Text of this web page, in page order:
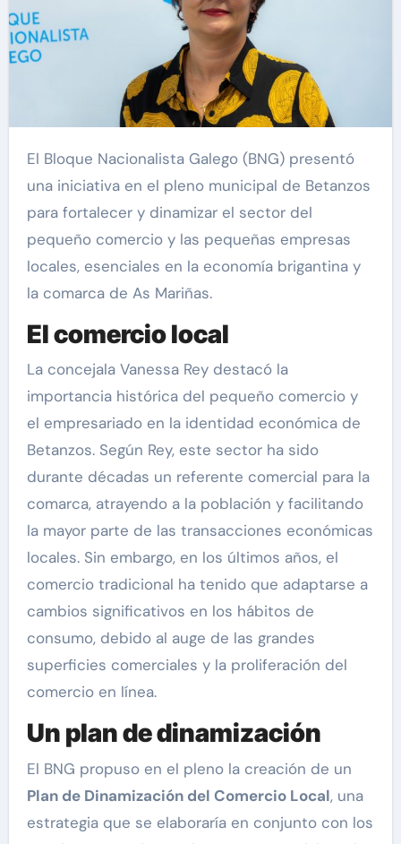
El Bloque Nacionalista Galego (BNG) presentó
una iniciativa en el pleno municipal de Betanzos
para fortalecer y dinamizar el sector del
pequeño comercio y las pequeñas empresas
locales, esenciales en la economía brigantina y
la comarca de As Mariñas.
El comercio local
La concejala Vanessa Rey destacó la
importancia histórica del pequeño comercio y
el empresariado en la identidad económica de
Betanzos. Según Rey, este sector ha sido
durante décadas un referente comercial para la
comarca, atrayendo a la población y facilitando
la mayor parte de las transacciones económicas
locales. Sin embargo, en los últimos años, el
comercio tradicional ha tenido que adaptarse a
cambios significativos en los hábitos de
consumo, debido al auge de las grandes
superficies comerciales y la proliferación del
comercio en línea.
Un plan de dinamización
El BNG propuso en el pleno la creación de un
Plan de Dinamización del Comercio Local, una
estrategia que se elaboraría en conjunto con los